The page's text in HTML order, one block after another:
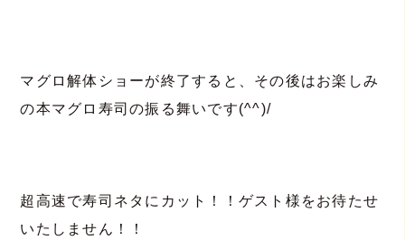
マグロ解体ショーが終了すると、その後はお楽しみ
の本マグロ寿司の振る舞いです(^^)/
超高速で寿司ネタにカット！！ゲスト様をお待たせ
いたしません！！